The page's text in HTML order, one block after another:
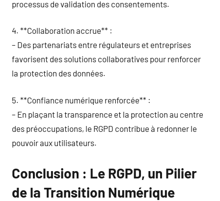
processus de validation des consentements.
4. **Collaboration accrue** :
– Des partenariats entre régulateurs et entreprises
favorisent des solutions collaboratives pour renforcer
la protection des données.
5. **Confiance numérique renforcée** :
– En plaçant la transparence et la protection au centre
des préoccupations, le RGPD contribue à redonner le
pouvoir aux utilisateurs.
Conclusion : Le RGPD, un Pilier
de la Transition Numérique